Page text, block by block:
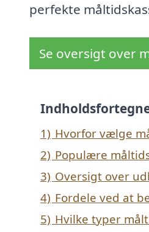
perfekte
Se oversigt over
1) Hvorfor vælge
2) Populære
3) Oversigt over
4) Fordele ved at
5) Hvilke typer